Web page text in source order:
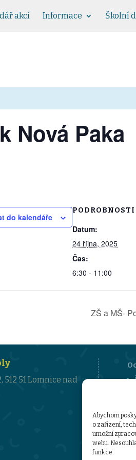
Abychom
o zařízení,
umožní
webu.
funkce.
akcí Informace Školní
Nová Paka
do kalendáře
PODROBNOSTI
Datum:
24 října, 2025
Čas:
6:30 - 11:00
ZŠ a MŠ-
512 51 Lomnice nad